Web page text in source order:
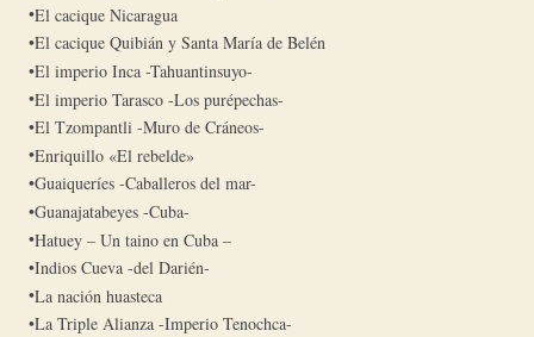
El cacique Nicaragua
El cacique Quibián y Santa María de Belén
El imperio Inca -Tahuantinsuyo-
El imperio Tarasco -Los purépechas-
El Tzompantli -Muro de Cráneos-
Enriquillo «El rebelde»
Guaiqueríes -Caballeros del mar-
Guanajatabeyes -Cuba-
Hatuey – Un taino en Cuba –
Indios Cueva -del Darién-
La nación huasteca
La Triple Alianza -Imperio Tenochca-